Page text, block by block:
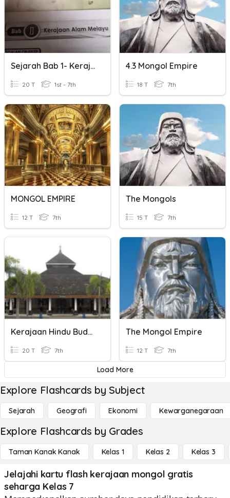
Sejarah Bab 1- Kerajaan Alam Melayu
20 T 1st - 7th
4.3 Mongol Empire
18 T 7th
MONGOL EMPIRE
12 T 7th
The Mongols
15 T 7th
Kerajaan Hindu Budha Dan Kerajaan Islam
20 T 7th
The Mongol Empire
12 T 7th
Load More
Explore Flashcards by Subject
Sejarah Geografi Ekonomi Kewarganegaraan
Explore Flashcards by Grades
Taman Kanak Kanak Kelas 1 Kelas 2 Kelas 3
Jelajahi kartu flash kerajaan mongol gratis
seharga Kelas 7